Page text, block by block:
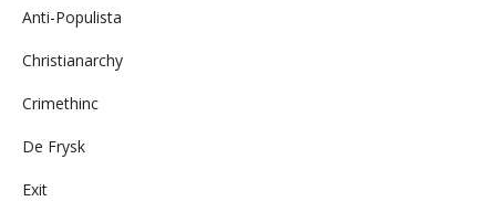
Anti-Populista
Christianarchy
Crimethinc
De Frysk
Exit